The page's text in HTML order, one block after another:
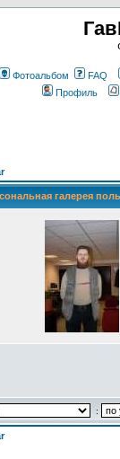
Фотоальбом FAQ
Профиль
галерея
: